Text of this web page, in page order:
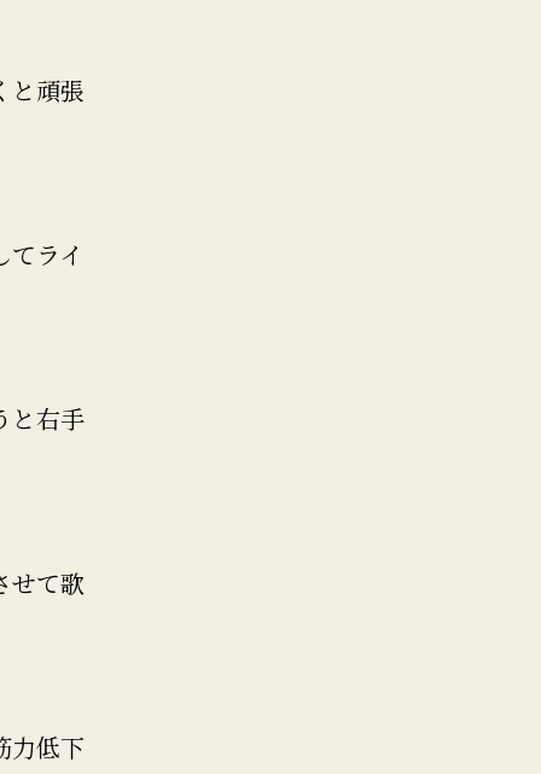
と頑張
ライ
と右手
せて歌
力低下